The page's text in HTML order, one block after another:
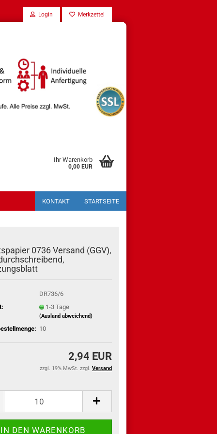
Login Merkzettel
Ihr Warenkorb
0,00 EUR
KONTAKT STARTSEITE
0736 Versand (GGV),
DR736/6
1-3 Tage
(Ausland abweichend)
10
2,94 EUR
zzgl. 19% MwSt. zzgl. Versand